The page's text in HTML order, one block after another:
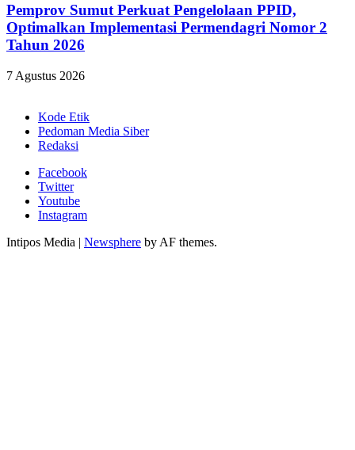
Pemprov Sumut Perkuat Pengelolaan PPID,
Optimalkan Implementasi Permendagri Nomor 2
Tahun 2026
7 Agustus 2026
Kode Etik
Pedoman Media Siber
Redaksi
Facebook
Twitter
Youtube
Instagram
Intipos Media | Newsphere by AF themes.